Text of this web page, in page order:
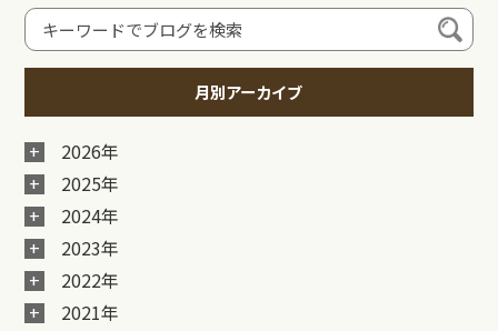
月別アーカイブ
2026年
2025年
2024年
2023年
2022年
2021年